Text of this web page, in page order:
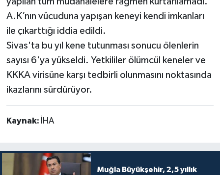
A.K’nın vücuduna yapışan keneyi kendi imkanları
ile çıkarttığı iddia edildi.
Sivas'ta bu yıl kene tutunması sonucu ölenlerin
sayısı 6'ya yükseldi. Yetkililer ölümcül keneler ve
KKKA virisüne karşı tedbirli olunmasını noktasında
ikazlarını sürdürüyor.
Kaynak: İHA
Muğla Büyükşehir, 2,5 yıllık